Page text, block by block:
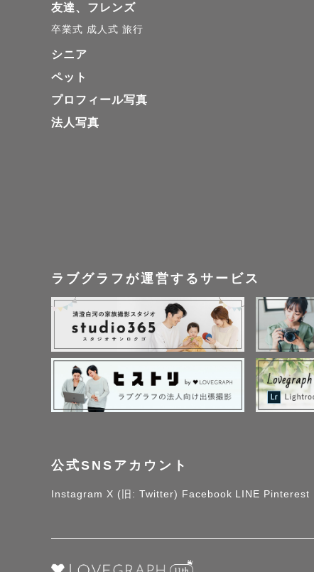
友達、フレンズ
卒業式 成人式 旅行
シニア
ペット
プロフィール写真
法人写真
ラブグラフが運営するサービス
公式SNSアカウント
Instagram X (旧: Twitter) Facebook LINE Pinterest